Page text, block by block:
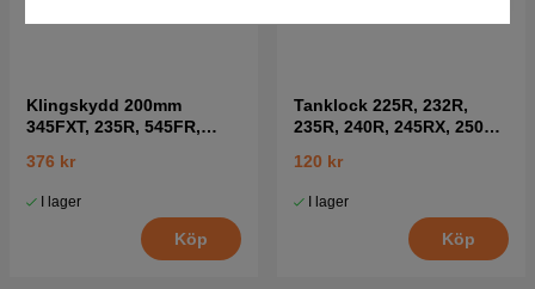
Klingskydd 200mm
345FXT, 235R, 545FR,
376 kr
I lager
Köp
Tanklock 225R, 232R,
235R, 240R, 245RX, 250R,
120 kr
I lager
Köp